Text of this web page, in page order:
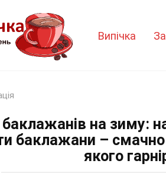
Випічка
баклажанів на зиму:
баклажани –
якого